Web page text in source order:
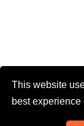
This website
best